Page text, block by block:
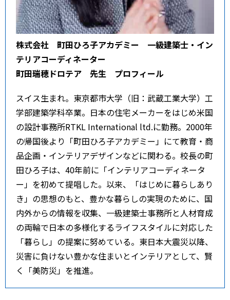
株式会社 町田ひろ子アカデミー 一級建築士・イン
テリアコーディネーター
町田瑞穂ドロテア 先生 プロフィール
スイス生まれ。東京都市大学（旧：武蔵工業大学）工
学部建築学科卒業。日本の住宅メーカーをはじめ米国
の設計事務所RTKL International ltd.に勤務。2000年
の帰国後より「町田ひろ子アカデミー」にて教育・商
品企画・インテリアデザインなどに関わる。校長の町
田ひろ子は、40年前に「インテリアコーディネータ
ー」を初めて提唱した。以来、「はじめに暮らしあり
き」の思想のもと、豊かな暮らしの実現のために、国
内外からの情報を収集、一級建築士事務所と人材育成
の両輪で日本の多様化するライフスタイルに対応した
「暮らし」の提案に努めている。東日本大震災以降、
災害に負けない豊かな住まいとインテリアとして、賢
く「美防災」を推進。